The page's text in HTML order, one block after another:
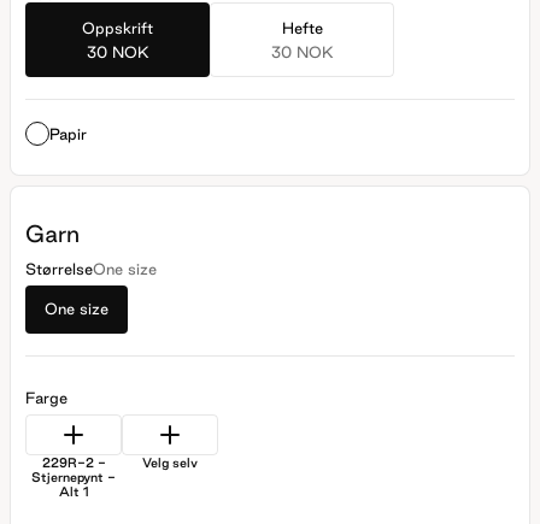
Oppskrift
30 NOK
Hefte
30 NOK
Papir
Garn
StørrelseOne size
One size
Farge
229R-2 -
Stjernepynt -
Alt 1
Velg selv